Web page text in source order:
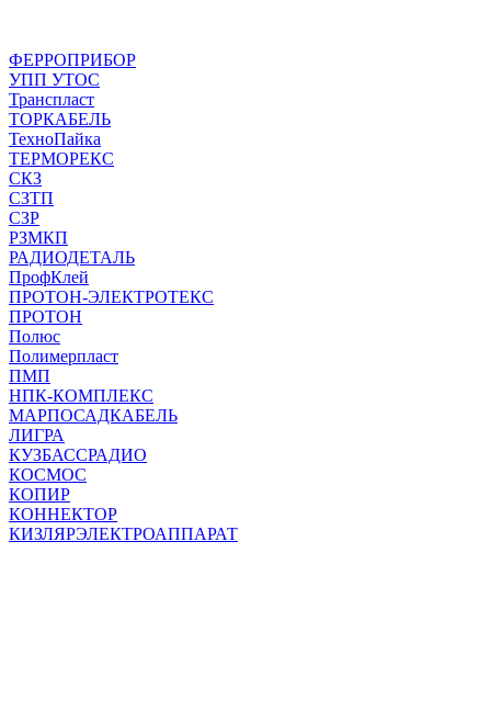
ФЕРРОПРИБОР
УПП УТОС
Транспласт
ТОРКАБЕЛЬ
ТехноПайка
ТЕРМОРЕКС
СКЗ
СЗТП
СЗР
РЗМКП
РАДИОДЕТАЛЬ
ПрофКлей
ПРОТОН-ЭЛЕКТРОТЕКС
ПРОТОН
Полюс
Полимерпласт
ПМП
НПК-КОМПЛЕКС
МАРПОСАДКАБЕЛЬ
ЛИГРА
КУЗБАССРАДИО
КОСМОС
КОПИР
КОННЕКТОР
КИЗЛЯРЭЛЕКТРОАППАРАТ